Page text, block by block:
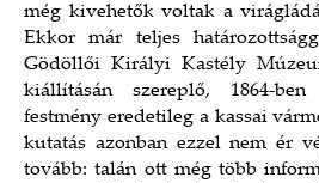
még kivehetők voltak a
Ekkor már teljes
Gödöllői Királyi Kastély
kiállításán szereplő, 1864-
festmény eredetileg a kassai
kutatás azonban ezzel nem ér
tovább: talán ott még több